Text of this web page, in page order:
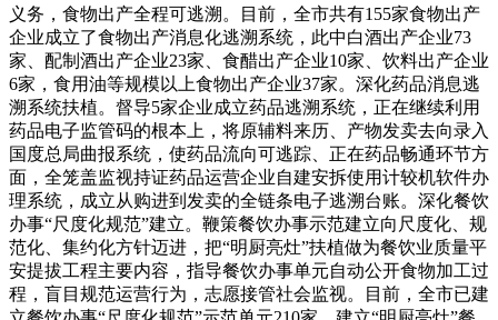
义务，食物出产全程可逃溯。目前，全市共有155家食物出产
企业成立了食物出产消息化逃溯系统，此中白酒出产企业73
家、配制酒出产企业23家、食醋出产企业10家、饮料出产企业
6家，食用油等规模以上食物出产企业37家。深化药品消息逃
溯系统扶植。督导5家企业成立药品逃溯系统，正在继续利用
药品电子监管码的根本上，将原辅料来历、产物发卖去向录入
国度总局曲报系统，使药品流向可逃踪、正在药品畅通环节方
面，全笼盖监视持证药品运营企业自建安拆使用计较机软件办
理系统，成立从购进到发卖的全链条电子逃溯台账。深化餐饮
办事“尺度化规范”建立。鞭策餐饮办事示范建立向尺度化、规
范化、集约化方针迈进，把“明厨亮灶”扶植做为餐饮业质量平
安提拔工程主要内容，指导餐饮办事单元自动公开食物加工过
程，盲目规范运营行为，志愿接管社会监视。目前，全市已建